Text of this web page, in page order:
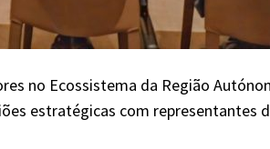
no Ecossistema da Região
estratégicas com representantes